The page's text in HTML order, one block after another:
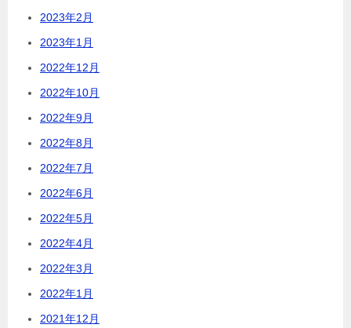
2023年2月
2023年1月
2022年12月
2022年10月
2022年9月
2022年8月
2022年7月
2022年6月
2022年5月
2022年4月
2022年3月
2022年1月
2021年12月